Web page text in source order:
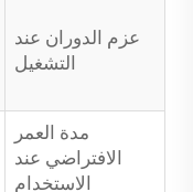
عزم الدوران عند
التشغيل
مدة العمر
الافتراضي عند
الاستخدام